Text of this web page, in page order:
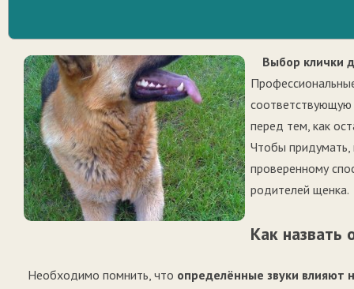
Выбор клички
соответствующую
перед тем, как
Чтобы придумать,
проверенному
родителей щенка.
Как назвать
Необходимо помнить, что определённые звуки влияют